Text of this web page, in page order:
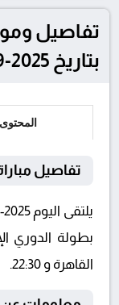
تفاصيل
بتاريخ 2025-09-23 في الدوري الإسباني
المحتوى
تفاصيل
القاهرة و 22:30.